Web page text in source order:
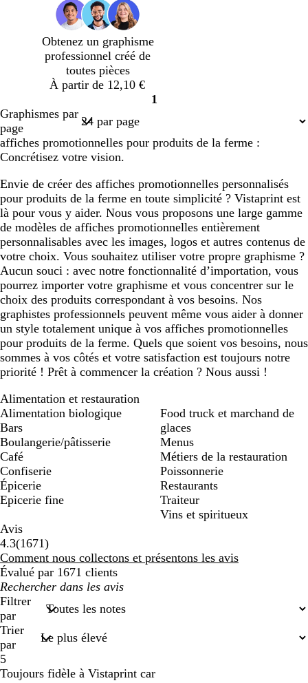
Obtenez un graphisme
professionnel créé de
toutes pièces
À partir de 12,10 €
Page
1
Graphismes par
page
affiches promotionnelles pour produits de la ferme :
Concrétisez votre vision.
Envie de créer des affiches promotionnelles personnalisés
pour produits de la ferme en toute simplicité ? Vistaprint est
là pour vous y aider. Nous vous proposons une large gamme
de modèles de affiches promotionnelles entièrement
personnalisables avec les images, logos et autres contenus de
votre choix. Vous souhaitez utiliser votre propre graphisme ?
Aucun souci : avec notre fonctionnalité d’importation, vous
pourrez importer votre graphisme et vous concentrer sur le
choix des produits correspondant à vos besoins. Nos
graphistes professionnels peuvent même vous aider à donner
un style totalement unique à vos affiches promotionnelles
pour produits de la ferme. Quels que soient vos besoins, nous
sommes à vos côtés et votre satisfaction est toujours notre
priorité ! Prêt à commencer la création ? Nous aussi !
Alimentation et restauration
Alimentation biologique
Bars
Boulangerie/pâtisserie
Café
Confiserie
Épicerie
Epicerie fine
Food truck et marchand de
glaces
Menus
Métiers de la restauration
Poissonnerie
Restaurants
Traiteur
Vins et spiritueux
Avis
4.3(16711671
avis
)
Comment nous collectons et présentons les avis
Évalué par 1671 clients
Mes
recherches
saisies
Filtrer
par
Trier
par
5
Toujours fidèle à Vistaprint car